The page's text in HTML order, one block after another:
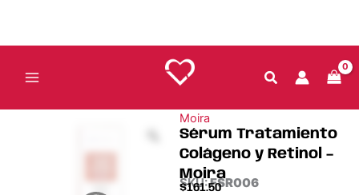
contenido
Moira
Sérum Tratamiento
Colágeno y Retinol –
Moira
SKU:FSR006
$161.50
cantidad